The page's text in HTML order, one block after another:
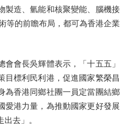
製造、氫能和核聚變能、腦機接
等的前瞻布局，都可為香港企業
會長吳輝體表示，「十五五」
目標利民利港，促進國家繁榮昌
為香港同鄉社團一員定當團結鄉
愛港力量，為推動國家更好發展
去」。